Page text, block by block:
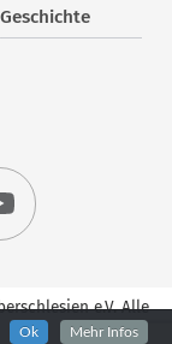
Geschichte
e.V. Alle
Ok Mehr Infos